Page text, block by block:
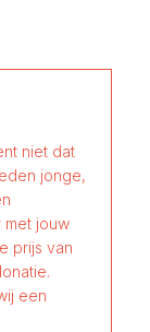
niet dat
jonge,
met jouw
prijs van
een